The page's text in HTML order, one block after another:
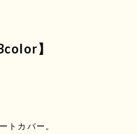
】
トカバー。